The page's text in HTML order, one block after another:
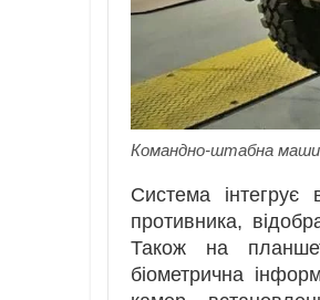
Командно-штабна
Система
противника,
Також на
біометрична